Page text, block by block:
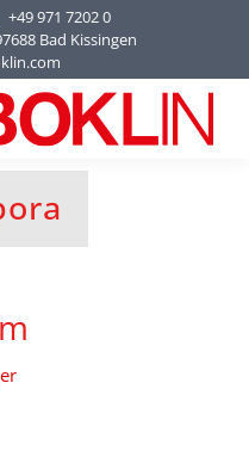
+49 971 7202 0
Bad Kissingen
hier: